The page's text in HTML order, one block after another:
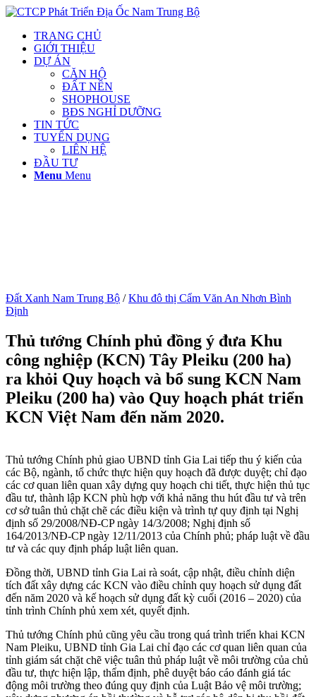
TRANG CHỦ
GIỚI THIỆU
DỰ ÁN
CĂN HỘ
ĐẤT NỀN
SHOPHOUSE
BĐS NGHỈ DƯỠNG
TIN TỨC
TUYỂN DỤNG
LIÊN HỆ
ĐẦU TƯ
Menu Menu
Đất Xanh Nam Trung Bộ /Khu đô thị Cẩm Văn An Nhơn Bình
Định
Thủ tướng Chính phủ đồng ý đưa Khu
công nghiệp (KCN) Tây Pleiku (200 ha)
ra khỏi Quy hoạch và bổ sung KCN Nam
Pleiku (200 ha) vào Quy hoạch phát triển
KCN Việt Nam đến năm 2020.
Thủ tướng Chính phủ giao UBND tỉnh Gia Lai tiếp thu ý kiến của
các Bộ, ngành, tổ chức thực hiện quy hoạch đã được duyệt; chỉ đạo
các cơ quan liên quan xây dựng quy hoạch chi tiết, thực hiện thủ tục
đầu tư, thành lập KCN phù hợp với khả năng thu hút đầu tư và trên
cơ sở tuân thủ chặt chẽ các điều kiện và trình tự quy định tại Nghị
định số 29/2008/NĐ-CP ngày 14/3/2008; Nghị định số
164/2013/NĐ-CP ngày 12/11/2013 của Chính phủ; pháp luật về đầu
tư và các quy định pháp luật liên quan.
Đồng thời, UBND tỉnh Gia Lai rà soát, cập nhật, điều chỉnh diện
tích đất xây dựng các KCN vào điều chỉnh quy hoạch sử dụng đất
đến năm 2020 và kế hoạch sử dụng đất kỳ cuối (2016 – 2020) của
tỉnh trình Chính phủ xem xét, quyết định.
Thủ tướng Chính phủ cũng yêu cầu trong quá trình triển khai KCN
Nam Pleiku, UBND tỉnh Gia Lai chỉ đạo các cơ quan liên quan của
tỉnh giám sát chặt chẽ việc tuân thủ pháp luật về môi trường của chủ
đầu tư, thực hiện lập, thẩm định, phê duyệt báo cáo đánh giá tác
động môi trường theo đúng quy định của Luật Bảo vệ môi trường;